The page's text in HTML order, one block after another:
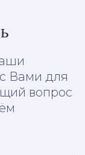
Вами для
вопрос